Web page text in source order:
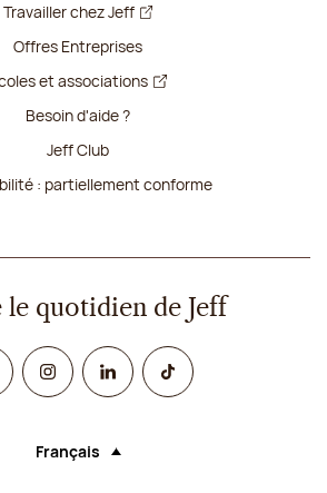
Travailler chez Jeff
Offres Entreprises
et associations
Besoin d'aide ?
Jeff Club
: partiellement conforme
le quotidien de Jeff
InstagramLinked InTikTok
Langue (sélectionner une option
Français